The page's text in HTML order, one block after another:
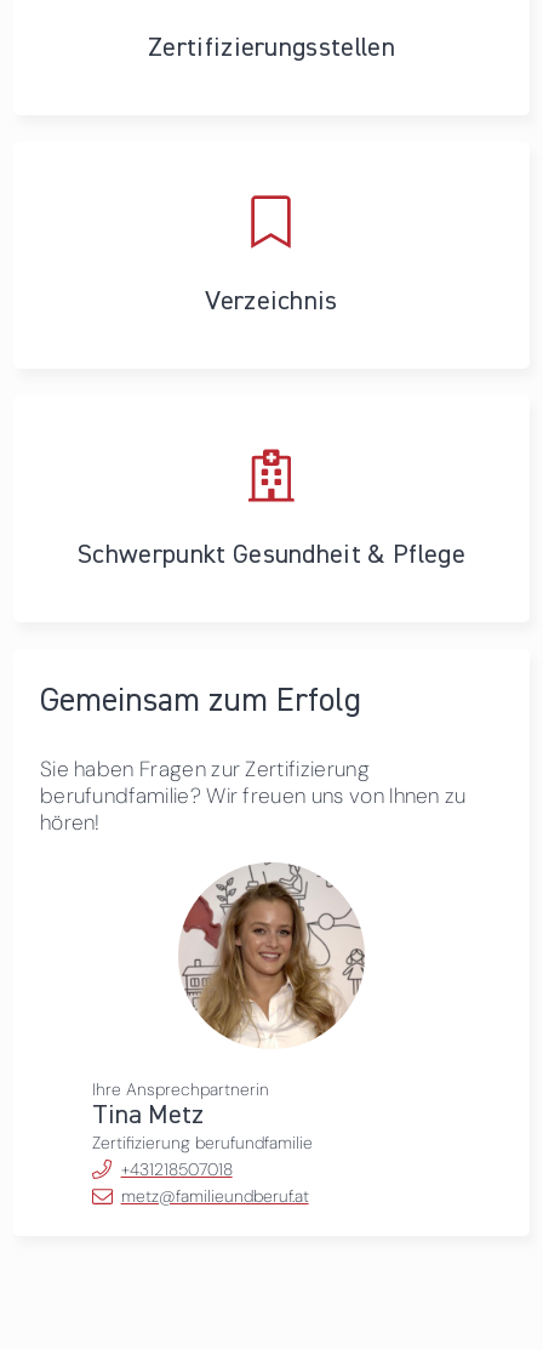
Zertifizierungs­stellen
Verzeichnis
Schwerpunkt Gesundheit & Pflege
Gemeinsam zum Erfolg
Sie haben Fragen zur Zertifizierung
berufundfamilie? Wir freuen uns von Ihnen zu
hören!
Ihre Ansprechpartnerin
Tina Metz
Zertifizierung berufundfamilie
+431218507018
metz@familieundberuf.at